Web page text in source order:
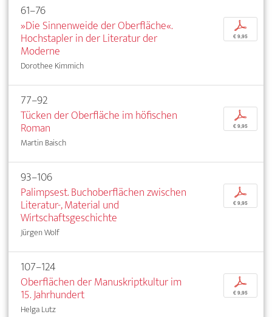
61–76
»Die Sinnenweide der Oberfläche«.
Hochstapler in der Literatur der
Moderne
Dorothee Kimmich
p
€ 9,95
77–92
Tücken der Oberfläche im höfischen
Roman
Martin Baisch
p
€ 9,95
93–106
Palimpsest. Buchoberflächen zwischen
Literatur-, Material und
Wirtschaftsgeschichte
Jürgen Wolf
p
€ 9,95
107–124
Oberflächen der Manuskriptkultur im
15. Jahrhundert
Helga Lutz
p
€ 9,95